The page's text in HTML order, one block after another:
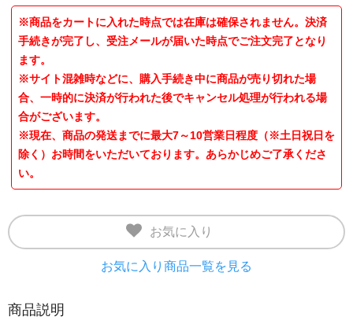
※商品をカートに入れた時点では在庫は確保されません。決済
手続きが完了し、受注メールが届いた時点でご注文完了となり
ます。
※サイト混雑時などに、購入手続き中に商品が売り切れた場
合、一時的に決済が行われた後でキャンセル処理が行われる場
合がございます。
※現在、商品の発送までに最大7～10営業日程度（※土日祝日を
除く）お時間をいただいております。あらかじめご了承くださ
い。
お気に入り
お気に入り商品一覧を見る
商品説明